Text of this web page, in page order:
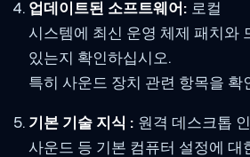
업데이트된 소프트웨어: 로컬
시스템에 최신 운영 체제 패치와
있는지 확인하십시오.
특히 사운드 장치 관련 항목을 확
기본 기술 지식 : 원격 데스크톱
사운드 등 기본 컴퓨터 설정에 대